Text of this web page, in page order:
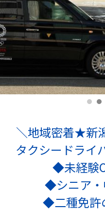
＼地域密着★新
タクシードライ
◆未経験
◆シニア・
◆二種免許